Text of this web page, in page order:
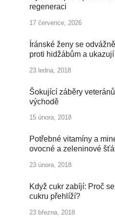
regeneraci
17 července, 2026
Íránské ženy se
proti hidžábům a
23 ledna, 2018
Šokující záběry
východě
15 února, 2018
Potřebné vitamíny a
ovocné a zeleninové
23 února, 2018
Když cukr zabíjí: Proč
cukru přehlíží?
23 března, 2018